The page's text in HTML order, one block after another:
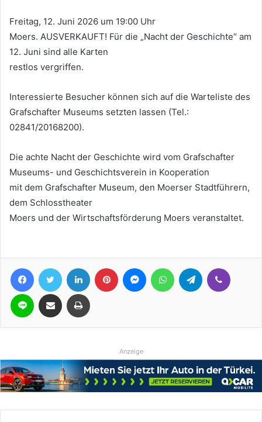
Freitag, 12. Juni 2026 um 19:00 Uhr
Moers. AUSVERKAUFT! Für die „Nacht der Geschichte“ am
12. Juni sind alle Karten
restlos vergriffen.
Interessierte Besucher können sich auf die Warteliste des
Grafschafter Museums setzten lassen (Tel.:
02841/20168200).
Die achte Nacht der Geschichte wird vom Grafschafter
Museums- und Geschichtsverein in Kooperation
mit dem Grafschafter Museum, den Moerser Stadtführern,
dem Schlosstheater
Moers und der Wirtschaftsförderung Moers veranstaltet.
FacebookTwitter LinkedIn Pinterest MessengerWhatsAppTelegram
Line Teile per E-Mail Drucken
Anzeige